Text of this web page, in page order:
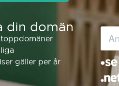
din domän
gäller per år